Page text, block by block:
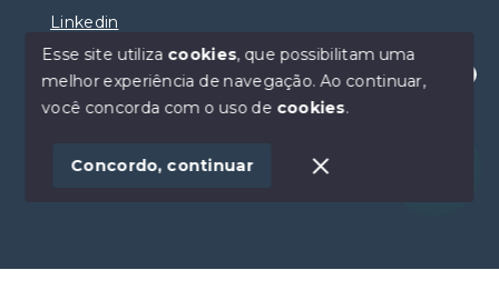
Olá! Estamos disponíveis para te ajudar.
Linkedin
© Copyright 2026 - Selma Sumaya Corretora - Todos
SITE PARA IMOBILIARIA
Esse site utiliza cookies, que possibilitam uma
melhor experiência de navegação.Ao continuar,
você concorda com o uso de cookies.
Concordo, continuar